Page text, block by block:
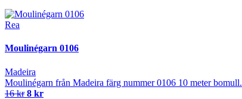
Rea
Moulinégarn 0106
Madeira
Moulinégarn från Madeira färg nummer 0106 10 meter bomull.
16 kr 8 kr